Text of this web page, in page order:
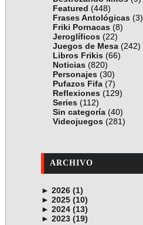
Featured (448)
Frases Antológicas (3)
Friki Pornacas (8)
Jeroglíficos (22)
Juegos de Mesa (242)
Libros Frikis (66)
Noticias (820)
Personajes (30)
Pufazos Fifa (7)
Reflexiones (129)
Series (112)
Sin categoría (40)
Videojuegos (281)
ARCHIVO
► 2026 (1)
junio (1)
► 2025 (10)
noviembre (1)
octubre (1)
► 2024 (13)
diciembre (4)
► 2023 (19)